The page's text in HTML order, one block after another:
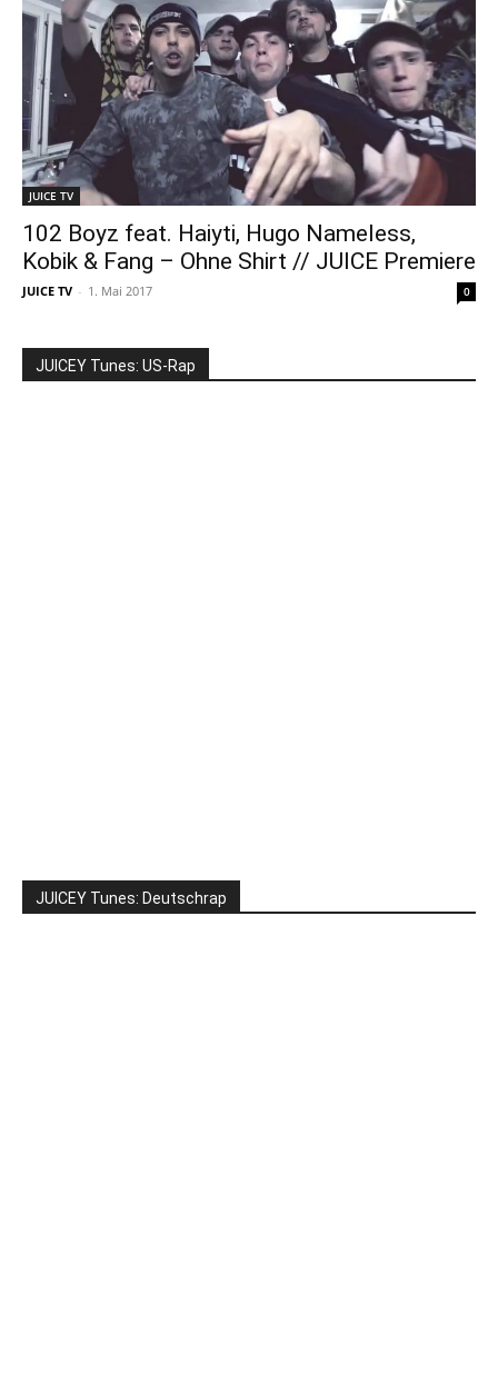
JUICE TV
102 Boyz feat. Haiyti, Hugo Nameless,
Kobik & Fang – Ohne Shirt // JUICE Premiere
JUICE TV - 1. Mai 2017 0
JUICEY Tunes: US-Rap
JUICEY Tunes: Deutschrap